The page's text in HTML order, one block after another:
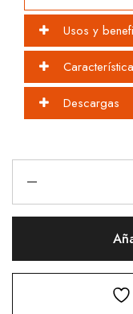
Usos y
Descargas